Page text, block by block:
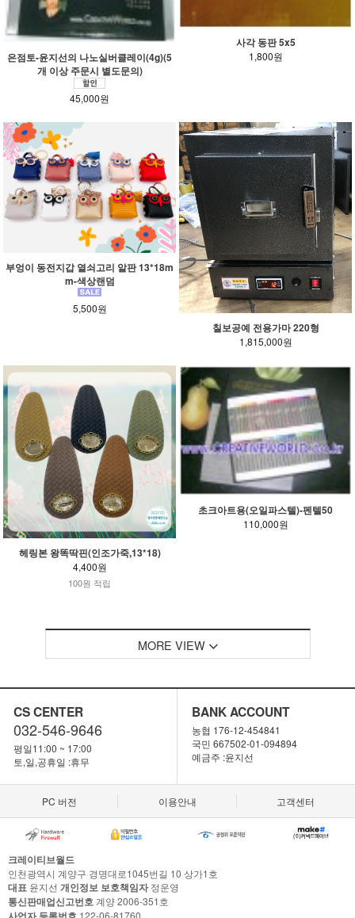
은점토-윤지선의 나노실버클레이(4g)(5
개 이상 주문시 별도문의)
45,000원
사각 동판 5x5
1,800원
부엉이 동전지갑 열쇠고리 알판 13*18m
m-색상랜덤
5,500원
칠보공예 전용가마 220형
1,815,000원
헤링본 왕똑딱핀(인조가죽,13*18)
4,400원
100원 적립
초크아트용(오일파스텔)-펜텔50
110,000원
MORE VIEW
CS CENTER
032-546-9646
평일11:00 ~ 17:00
토,일,공휴일 :휴무
BANK ACCOUNT
농협 176-12-454841
국민 667502-01-094894
예금주 :윤지선
PC 버전 이용안내 고객센터
크레이티브월드
인천광역시 계양구 경명대로1045번길 10 상가1호
대표 윤지선 개인정보 보호책임자정운영
통신판매업신고번호 계양 2006-351호
122-06-81760